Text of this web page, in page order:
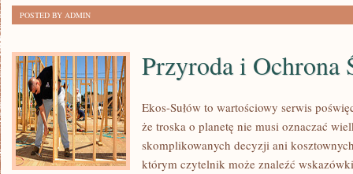
POSTED BY ADMIN
Przyroda i Ochrona
Ekos-Sułów to wartościowy serwis
że troska o planetę nie musi oznaczać
skomplikowanych decyzji ani
którym czytelnik może znaleźć